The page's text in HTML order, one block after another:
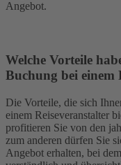
Angebot.
Welche Vorteile
Buchung bei einem
Die Vorteile, die sich
einem Reiseveranstalter
profitieren Sie von den
zum anderen dürfen Sie
Angebot erhalten, bei